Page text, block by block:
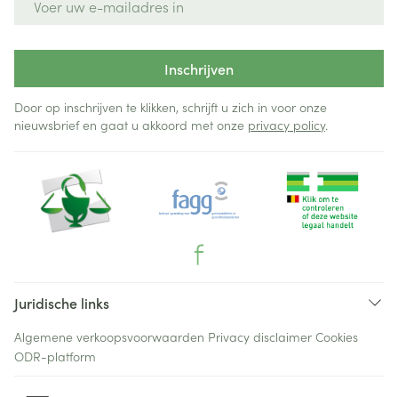
Inschrijven
Door op inschrijven te klikken, schrijft u zich in voor onze
nieuwsbrief en gaat u akkoord met onze privacy policy.
Juridische links
Algemene verkoopsvoorwaarden Privacy disclaimer Cookies
ODR-platform